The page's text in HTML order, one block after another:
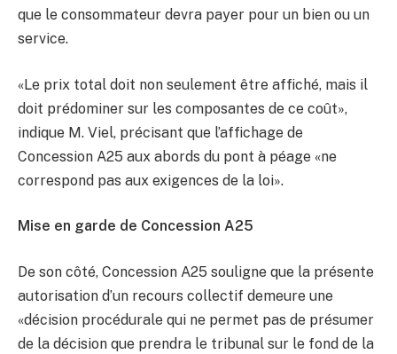
que le consommateur devra payer pour un bien ou un
service.
«Le prix total doit non seulement être affiché, mais il
doit prédominer sur les composantes de ce coût»,
indique M. Viel, précisant que l’affichage de
Concession A25 aux abords du pont à péage «ne
correspond pas aux exigences de la loi».
Mise en garde de Concession A25
De son côté, Concession A25 souligne que la présente
autorisation d’un recours collectif demeure une
«décision procédurale qui ne permet pas de présumer
de la décision que prendra le tribunal sur le fond de la